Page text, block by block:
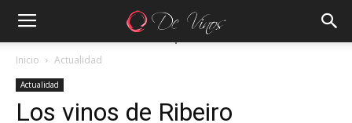
Inicio Actualidad
Actualidad
Los vinos de Ribeiro